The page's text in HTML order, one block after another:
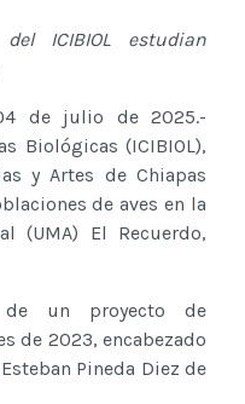
ICIBIOL estudian
de julio de 2025.-
Biológicas (ICIBIOL),
y Artes de Chiapas
de aves en la
(UMA) El Recuerdo,
un proyecto de
de 2023, encabezado
Pineda Diez de